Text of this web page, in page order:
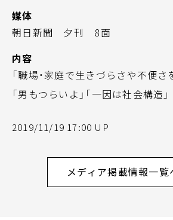
媒体
朝日新聞 夕刊 8面
内容
「職場・家庭で生きづらさや不便
「男もつらいよ」「一因は社会構造」
2019/11/19 17:00 UP
メディア掲載情報一覧